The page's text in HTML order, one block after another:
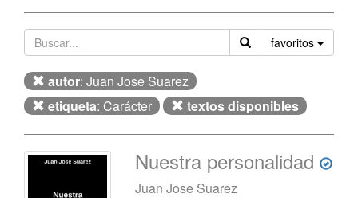
favoritos
autor: Juan Jose Suarez
etiqueta: Carácter textos disponibles
Nuestra personalidad
Juan Jose Suarez